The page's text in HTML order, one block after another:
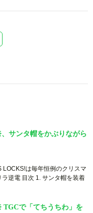
サンタ帽をかぶりながら
は毎年恒例のクリスマ
逆電 目次 1. サンタ帽を装着
TGCで「てちうちわ」を